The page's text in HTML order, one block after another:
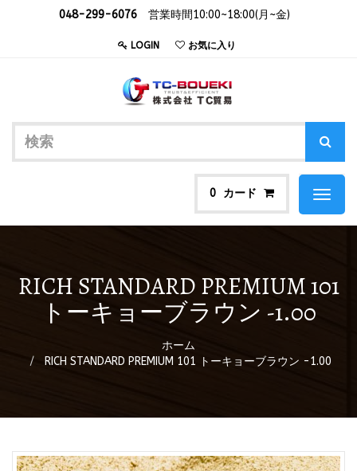
048-299-6076 営業時間10:00~18:00(月~金)
LOGIN お気に入り
0 カード
Toggle
RICH STANDARD PREMIUM 101
トーキョーブラウン -1.00
ホーム
RICH STANDARD PREMIUM 101 トーキョーブラウン -1.00